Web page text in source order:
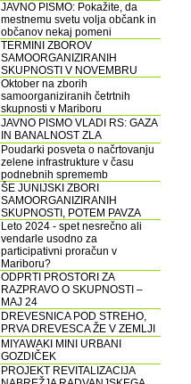
JAVNO PISMO: Pokažite, da
mestnemu svetu volja občank in
občanov nekaj pomeni
TERMINI ZBOROV
SAMOORGANIZIRANIH
SKUPNOSTI V NOVEMBRU
Oktober na zborih
samoorganiziranih četrtnih
skupnosti v Mariboru
JAVNO PISMO VLADI RS: GAZA
IN BANALNOST ZLA
Poudarki posveta o načrtovanju
zelene infrastrukture v času
podnebnih sprememb
ŠE JUNIJSKI ZBORI
SAMOORGANIZIRANIH
SKUPNOSTI, POTEM PAVZA
Leto 2024 - spet nesrečno ali
vendarle usodno za
participativni proračun v
Mariboru?
ODPRTI PROSTORI ZA
RAZPRAVO O SKUPNOSTI –
MAJ 24
DREVESNICA POD STREHO,
PRVA DREVESCA ŽE V ZEMLJI
MIYAWAKI MINI URBANI
GOZDIČEK
PROJEKT REVITALIZACIJA